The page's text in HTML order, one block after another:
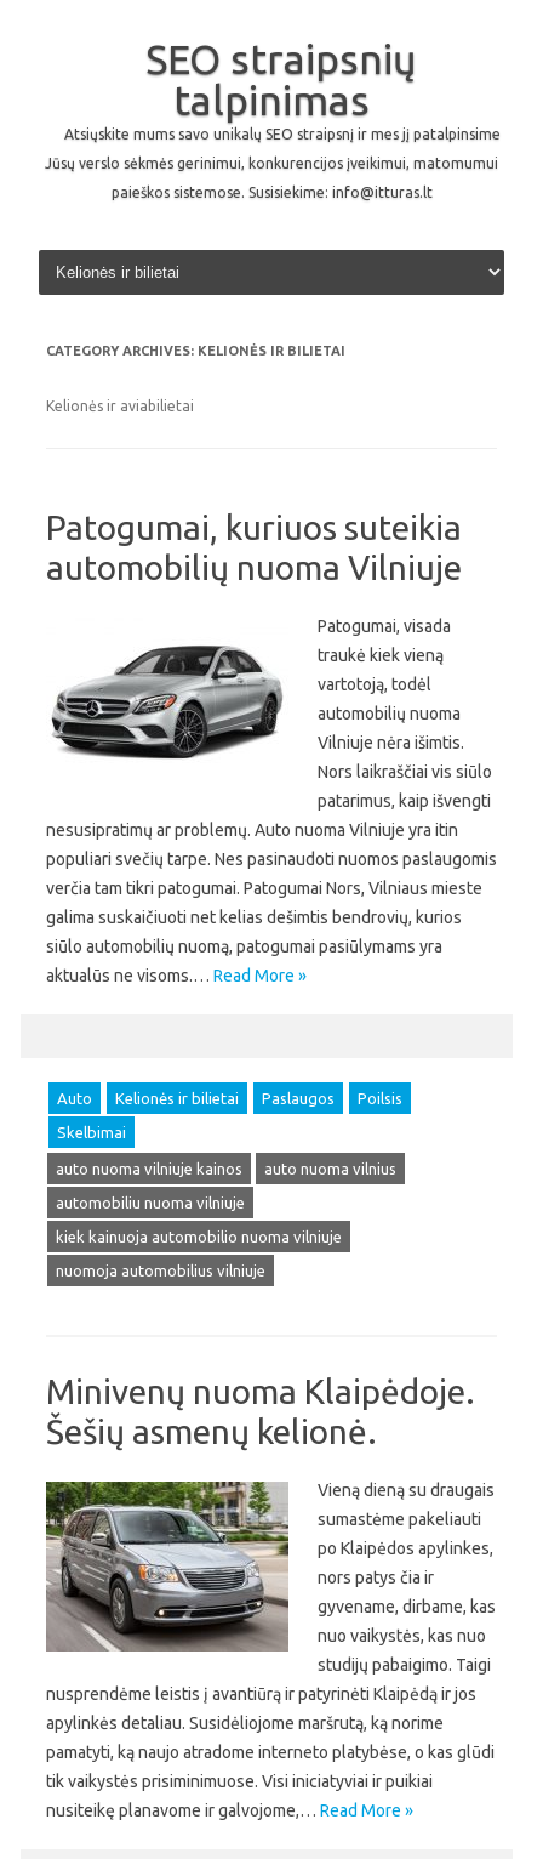
SEO straipsnių
talpinimas
Atsiųskite mums savo unikalų SEO straipsnį ir mes jį patalpinsime
Jūsų verslo sėkmės gerinimui, konkurencijos įveikimui, matomumui
paieškos sistemose. Susisiekime: info@itturas.lt
Skip to content
CATEGORY ARCHIVES: KELIONĖS IR BILIETAI
Kelionės ir aviabilietai
Patogumai, kuriuos suteikia
automobilių nuoma Vilniuje
Patogumai, visada
traukė kiek vieną
vartotoją, todėl
automobilių nuoma
Vilniuje nėra išimtis.
Nors laikraščiai vis siūlo
patarimus, kaip išvengti
nesusipratimų ar problemų. Auto nuoma Vilniuje yra itin
populiari svečių tarpe. Nes pasinaudoti nuomos paslaugomis
verčia tam tikri patogumai. Patogumai Nors, Vilniaus mieste
galima suskaičiuoti net kelias dešimtis bendrovių, kurios
siūlo automobilių nuomą, patogumai pasiūlymams yra
aktualūs ne visoms.… Read More »
Auto Kelionės ir bilietai Paslaugos
Poilsis
Skelbimai
auto nuoma vilniuje kainos
auto nuoma vilnius
automobiliu nuoma vilniuje
kiek kainuoja automobilio nuoma vilniuje
nuomoja automobilius vilniuje
Minivenų nuoma Klaipėdoje.
Šešių asmenų kelionė.
Vieną dieną su draugais
sumastėme pakeliauti
po Klaipėdos apylinkes,
nors patys čia ir
gyvename, dirbame, kas
nuo vaikystės, kas nuo
studijų pabaigimo. Taigi
nusprendėme leistis į avantiūrą ir patyrinėti Klaipėdą ir jos
apylinkės detaliau. Susidėliojome maršrutą, ką norime
pamatyti, ką naujo atradome interneto platybėse, o kas glūdi
tik vaikystės prisiminimuose. Visi iniciatyviai ir puikiai
nusiteikę planavome ir galvojome,… Read More »